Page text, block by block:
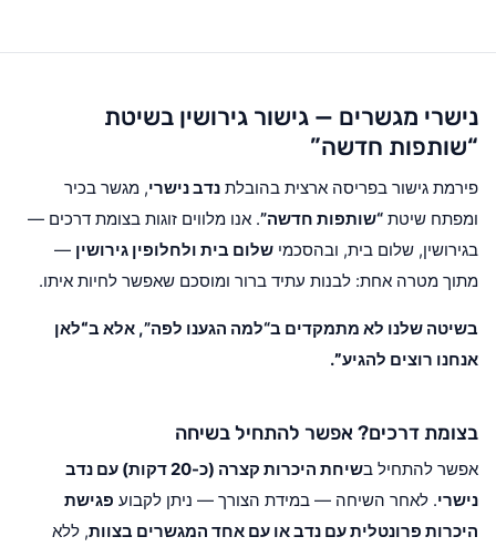
נישרי מגשרים — גישור גירושין בשיטת
“שותפות חדשה”
פירמת גישור בפריסה ארצית בהובלת נדב נישרי, מגשר בכיר
ומפתח שיטת “שותפות חדשה”. אנו מלווים זוגות בצומת דרכים —
בגירושין, שלום בית, ובהסכמי שלום בית ולחלופין גירושין —
מתוך מטרה אחת: לבנות עתיד ברור ומוסכם שאפשר לחיות איתו.
בשיטה שלנו לא מתמקדים ב“למה הגענו לפה”, אלא ב“לאן
אנחנו רוצים להגיע”.
בצומת דרכים? אפשר להתחיל בשיחה
אפשר להתחיל ב
שיחת היכרות קצרה (כ-20 דקות) עם נדב
נישרי. לאחר השיחה — במידת הצורך — ניתן לקבוע פגישת
היכרות פרונטלית עם נדב או עם אחד המגשרים בצוות, ללא